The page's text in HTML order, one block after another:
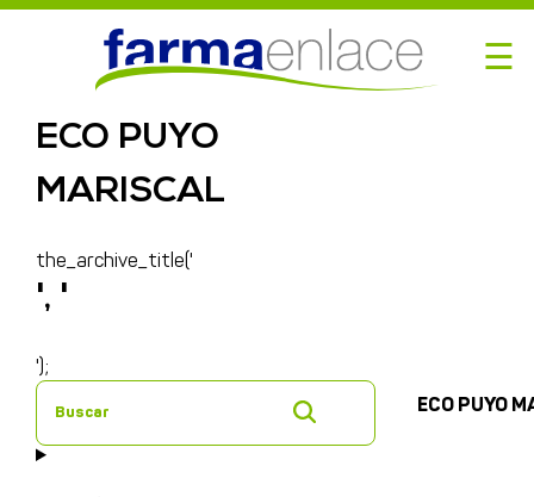
☰
ECO PUYO
MARISCAL
the_archive_title('
', '
');
Buscar ECO PUYO